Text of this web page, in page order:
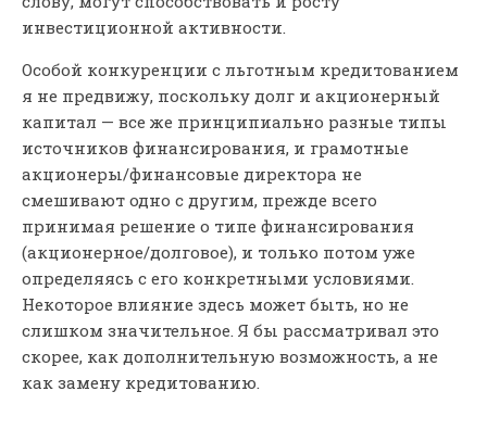
инвестиционной активности.
Особой конкуренции с льготным кредитованием
я не предвижу, поскольку долг и акционерный
капитал — все же принципиально разные типы
источников финансирования, и грамотные
акционеры/финансовые директора не
смешивают одно с другим, прежде всего
принимая решение о типе финансирования
(акционерное/долговое), и только потом уже
определяясь с его конкретными условиями.
Некоторое влияние здесь может быть, но не
слишком значительное. Я бы рассматривал это
скорее, как дополнительную возможность, а не
как замену кредитованию.